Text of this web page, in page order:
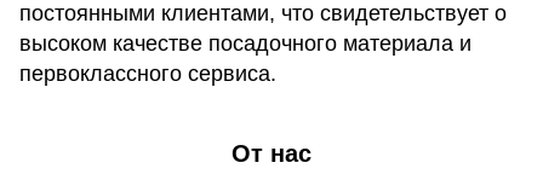
постоянными клиентами, что свидетельствует о
высоком качестве посадочного материала и
первоклассного сервиса.
От нас